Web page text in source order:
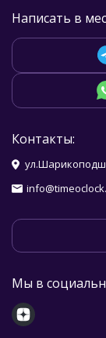
Написать в
Контакты:
Мы в